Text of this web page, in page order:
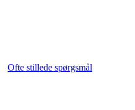
Ofte stillede spørgsmål